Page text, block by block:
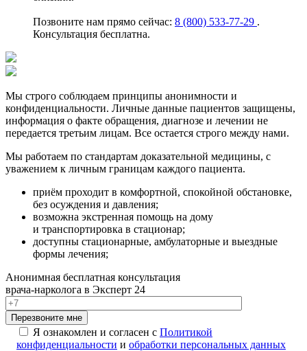
Позвоните нам прямо сейчас: 8 (800) 533-77-29 .
Консультация бесплатна.
Мы строго соблюдаем принципы анонимности и
конфиденциальности. Личные данные пациентов защищены,
информация о факте обращения, диагнозе и лечении не
передается третьим лицам. Все остается строго между нами.
Мы работаем по стандартам доказательной медицины, с
уважением к личным границам каждого пациента.
приём проходит в комфортной, спокойной обстановке,
без осуждения и давления;
возможна экстренная помощь на дому
и транспортировка в стационар;
доступны стационарные, амбулаторные и выездные
формы лечения;
Анонимная бесплатная консультация
врача-нарколога в Эксперт 24
Перезвоните мне
Я ознакомлен и согласен с Политикой
конфиденциальности и обработки персональных данных